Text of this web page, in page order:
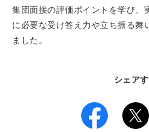
集団面接の評価ポイントを学び、
に必要な受け答え力や立ち振る舞
ました。
シェア